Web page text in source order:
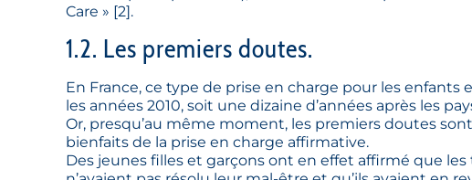
Care » [2].
1.2. Les premiers doutes.
En France, ce type de prise en charge pour les enfants
les années 2010, soit une dizaine d’années après les
Or, presqu’au même moment, les premiers doutes
bienfaits de la prise en charge affirmative.
Des jeunes filles et garçons ont en effet affirmé que